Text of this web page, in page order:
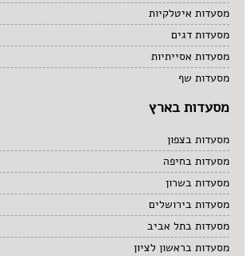
מסעדות איטלקיות
מסעדות דגים
מסעדות אסייתיות
מסעדות שף
מסעדות בארץ
מסעדות בצפון
מסעדות בחיפה
מסעדות בשרון
מסעדות בירושלים
מסעדות בתל אביב
מסעדות בראשון לציון